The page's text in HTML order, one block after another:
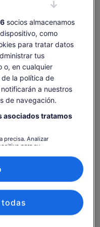
por cuerdas de
de altura
11 ago.
de esta página se haya
socios almacenamos
como
para tratar datos
tus
o, en cualquier
la política de
a nuestros
de navegación.
asociados tratamos
precisa. Analizar
para su
medición de
audiencia y desarrollo de
todas